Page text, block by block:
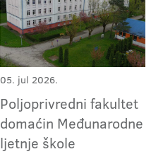
05. jul 2026.
Poljoprivredni fakultet
domaćin Međunarodne
ljetnje škole